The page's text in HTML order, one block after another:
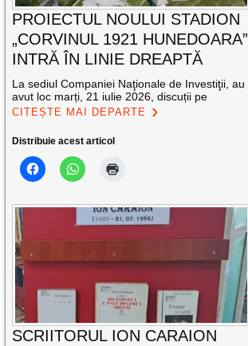
PROIECTUL NOULUI STADION
„CORVINUL 1921 HUNEDOARA”
INTRĂ ÎN LINIE DREAPTĂ
La sediul Companiei Naţionale de Investiţii, au
avut loc marți, 21 iulie 2026, discuții pe
CITEȘTE MAI DEPARTE
Distribuie acest articol
SCRIITORUL ION CARAION